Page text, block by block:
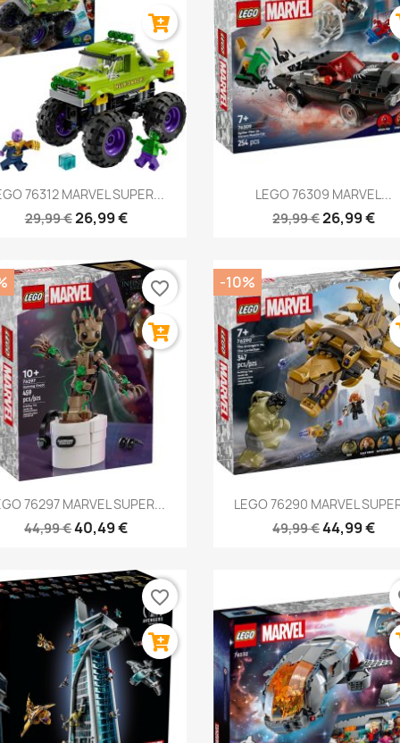
Anteprima
76312 MARVEL SUPER...
29,99 €26,99 €
Anteprima
LEGO 76309 MARVEL...
29,99 €26,99 €
Anteprima
76297 MARVEL SUPER...
44,99 €40,49 €
favorite_border
Anteprima
LEGO 76290 MARVEL
49,99 €44,99 €
-10%
favorite_border